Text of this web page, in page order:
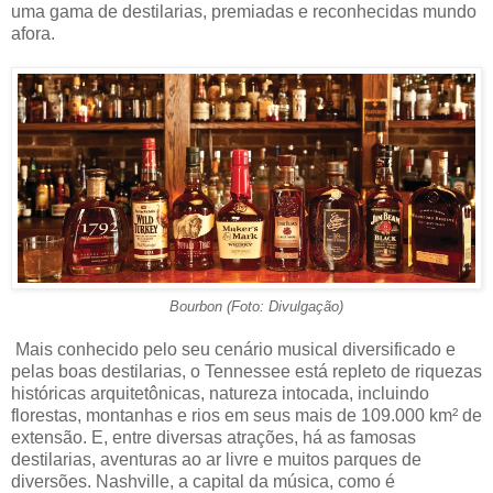
uma gama de destilarias, premiadas e reconhecidas mundo
afora.
Bourbon (Foto: Divulgação)
Mais conhecido pelo seu cenário musical diversificado e
pelas boas destilarias, o Tennessee está repleto de riquezas
históricas arquitetônicas, natureza intocada, incluindo
florestas, montanhas e rios em seus mais de 109.000 km² de
extensão. E, entre diversas atrações, há as famosas
destilarias, aventuras ao ar livre e muitos parques de
diversões. Nashville, a capital da música, como é